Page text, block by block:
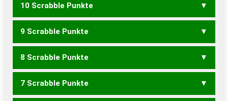
10 Scrabble Punkte
ANHABEN
9 Scrabble Punkte
ANHABE BANANEN
8 Scrabble Punkte
HABEN BANANE BANNEN
7 Scrabble Punkte